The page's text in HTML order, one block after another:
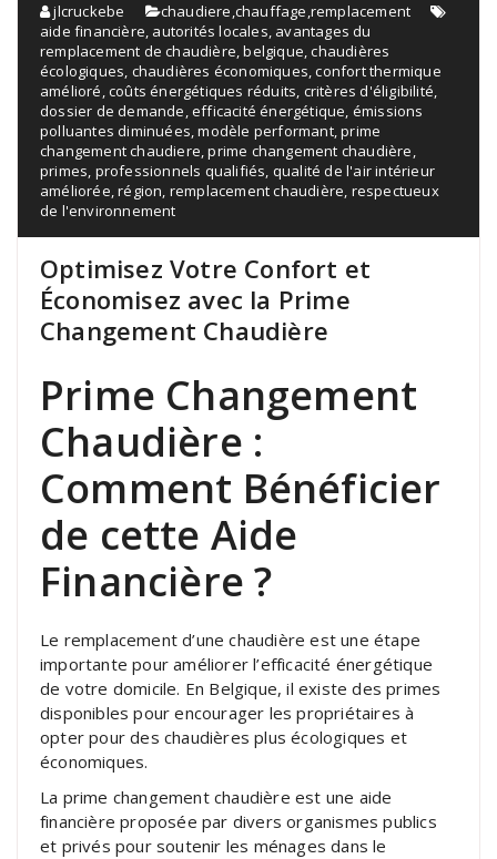
jlcruckebe chaudiere,chauffage,remplacement
aide financière, autorités locales, avantages du
remplacement de chaudière,belgique,chaudières
écologiques, chaudières économiques,confort thermique
amélioré,coûts énergétiques réduits, critères d'éligibilité,
dossier de demande,efficacité énergétique, émissions
polluantes diminuées,modèle performant,prime
changement chaudiere,prime changement chaudière,
primes, professionnels qualifiés, qualité de l'air intérieur
améliorée,région, remplacement chaudière, respectueux
de l'environnement
Optimisez Votre Confort et
Économisez avec la Prime
Changement Chaudière
Prime Changement
Chaudière :
Comment Bénéficier
de cette Aide
Financière ?
Le remplacement d’une chaudière est une étape
importante pour améliorer l’efficacité énergétique
de votre domicile. En Belgique, il existe des primes
disponibles pour encourager les propriétaires à
opter pour des chaudières plus écologiques et
économiques.
La prime changement chaudière est une aide
financière proposée par divers organismes publics
et privés pour soutenir les ménages dans le